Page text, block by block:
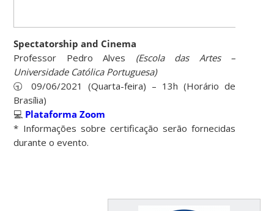
Spectatorship and Cinema
Professor Pedro Alves (Escola das Artes –
Universidade Católica Portuguesa)
🕤 09/06/2021 (Quarta-feira) – 13h (Horário de
Brasília)
💻 Plataforma Zoom
* Informações sobre certificação serão fornecidas
durante o evento.